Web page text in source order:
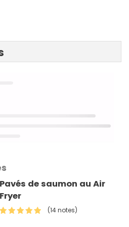
Pavés de saumon au Air
Fryer
(14 notes)